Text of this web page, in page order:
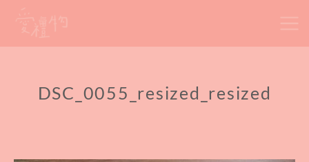
DSC_0055_resized_resized